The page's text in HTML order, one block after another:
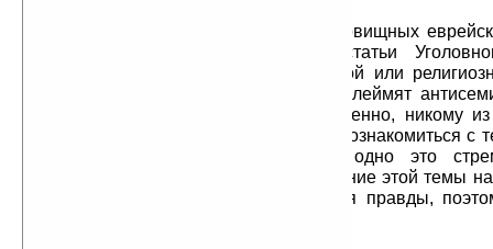
Сегодня раскрытие фактов чудовищных
блокируется с помощью 282-й статьи
(возбуждение национальной, расовой или
телевизору картавые души гневно клеймят
«проклятых фашистов», но, естественно, никому
дают высказаться и не дают народу ознакомиться с
эти «проклятые фашисты». Уже одно это
информацию, закрыть само обсуждение этой темы
людей на мысль, что власть боится правды,